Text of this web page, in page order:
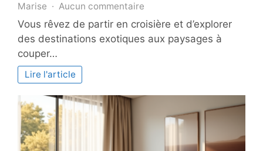
Marise Aucun commentaire
Comment
planifier
la
rêves
Vous rêvez de partir en croisière et d’explorer
des destinations exotiques aux paysages à
couper…
Lire l'article